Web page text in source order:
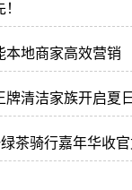
本地商家高效营销
牌清洁家族开启夏
茶骑行嘉年华收